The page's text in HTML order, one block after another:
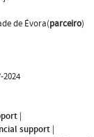
de Évora(parceiro)
2024
|
support |